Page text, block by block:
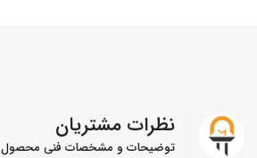
نظرات مشتریان
توضیحات و مشخصات فنی محصول